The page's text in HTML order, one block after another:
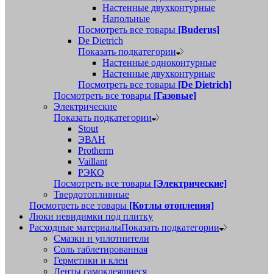
Настенные двухконтурные
Напольные
Посмотреть все товары [Buderus]
De Dietrich
Показать подкатегории
Настенные одноконтурные
Настенные двухконтурные
Посмотреть все товары [De Dietrich]
Посмотреть все товары [Газовые]
Электрические
Показать подкатегории
Stout
ЭВАН
Protherm
Vaillant
РЭКО
Посмотреть все товары [Электрические]
Твердотопливные
Посмотреть все товары [Котлы отопления]
Люки невидимки под плитку
Расходные материалыПоказать подкатегории
Смазки и уплотнители
Соль таблетированная
Герметики и клеи
Ленты самоклеящиеся